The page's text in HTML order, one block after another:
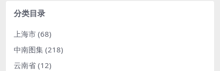
分类目录
上海市 (68)
中南图集 (218)
云南省 (12)